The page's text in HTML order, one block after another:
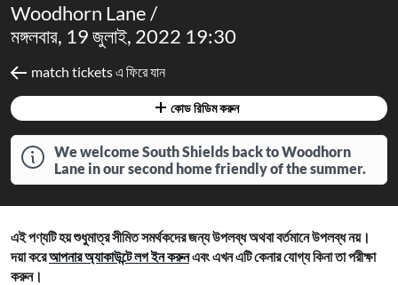
Woodhorn Lane /
মঙ্গলবার, 19 জুলাই, 2022 19:30
match tickets এ ফিরে যান
কোড রিডিম করুন
We welcome South Shields back to Woodhorn
Lane in our second home friendly of the summer.
এই পণ্যটি হয় শুধুমাত্র সীমিত সমর্থকদের জন্য উপলব্ধ অথবা বর্তমানে উপলব্ধ নয়।
দয়া করেআপনার অ্যাকাউন্টে লগ ইন করুনএবং এখন এটি কেনার যোগ্য কিনা তা পরীক্ষা
করুন।